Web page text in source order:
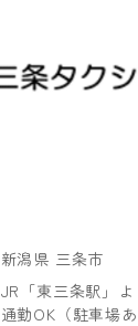
新潟県 三条市
JR「東三条駅」
通勤OK（駐車場あ